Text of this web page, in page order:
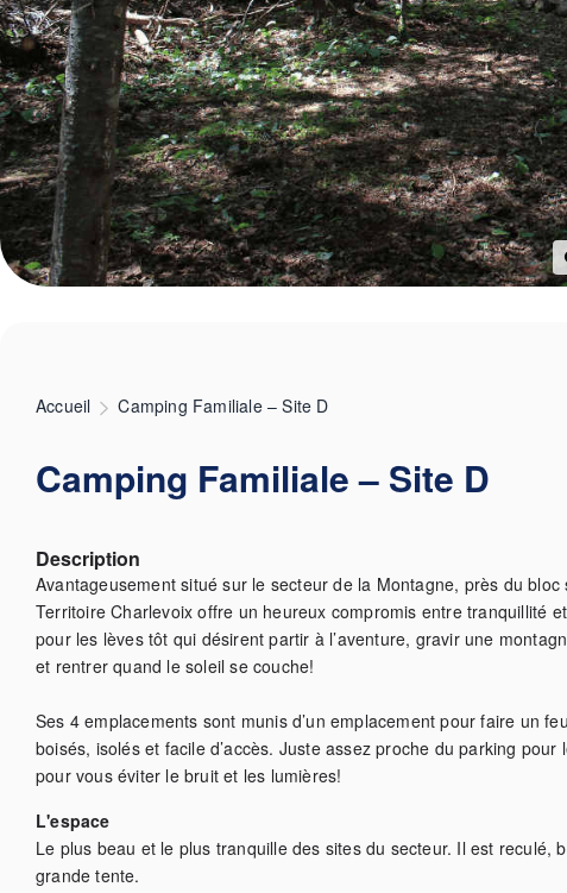
Accueil Camping Familiale – Site D
Camping Familiale – Site D
Description
Avantageusement situé sur le secteur de la Montagne, près du
Territoire Charlevoix offre un heureux compromis entre tranquillité
pour les lèves tôt qui désirent partir à l’aventure, gravir une
et rentrer quand le soleil se couche!
Ses 4 emplacements sont munis d’un emplacement pour faire un
boisés, isolés et facile d’accès. Juste assez proche du parking
pour vous éviter le bruit et les lumières!
L'espace
Le plus beau et le plus tranquille des sites du secteur. Il est reculé,
grande tente.